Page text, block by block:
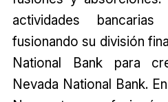
actividades
fusionando su división
National Bank para
Nevada National Bank.